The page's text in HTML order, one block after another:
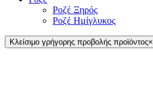
Ροζέ Ξηρός
Ροζέ Ημίγλυκος
Κλείσιμο γρήγορης προβολής προϊόντος×